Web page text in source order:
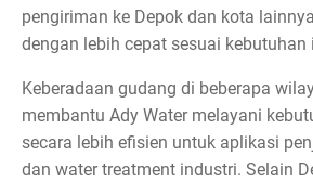
pengiriman ke Depok dan kota
dengan lebih cepat sesuai kebutuhan
Keberadaan gudang di beberapa
membantu Ady Water melayani
secara lebih efisien untuk aplikasi
dan water treatment industri. Selain